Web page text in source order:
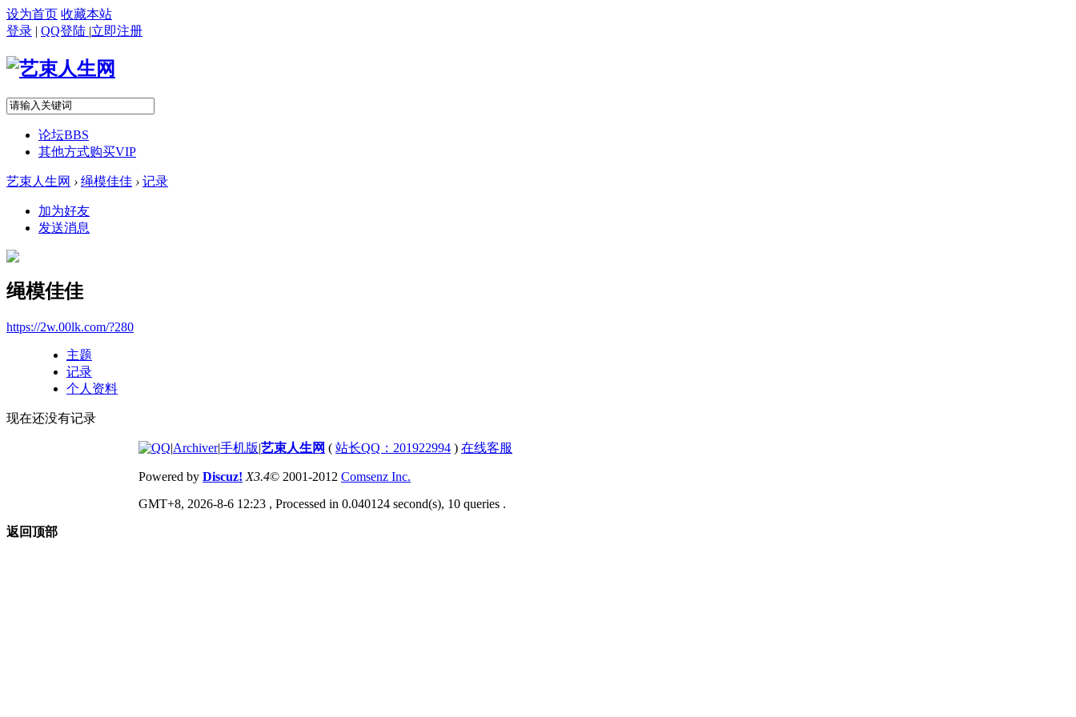
设为首页 收藏本站
登录 | QQ登陆 |立即注册
论坛BBS
其他方式购买VIP
艺束人生网 › 绳模佳佳 › 记录
加为好友
发送消息
绳模佳佳
https://2w.00lk.com/?280
主题
记录
个人资料
现在还没有记录
|Archiver|手机版|艺束人生网 ( 站长QQ：201922994 ) 在线客服
Powered by Discuz! X3.4© 2001-2012 Comsenz Inc.
GMT+8, 2026-8-6 12:23 , Processed in 0.040124 second(s), 10 queries .
返回顶部